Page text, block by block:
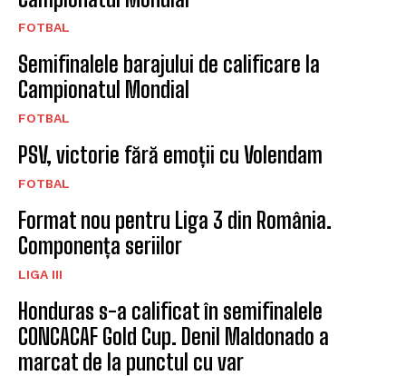
FOTBAL
Semifinalele barajului de calificare la
Campionatul Mondial
FOTBAL
PSV, victorie fără emoții cu Volendam
FOTBAL
Format nou pentru Liga 3 din România.
Componența seriilor
LIGA III
Honduras s-a calificat în semifinalele
CONCACAF Gold Cup. Denil Maldonado a
marcat de la punctul cu var